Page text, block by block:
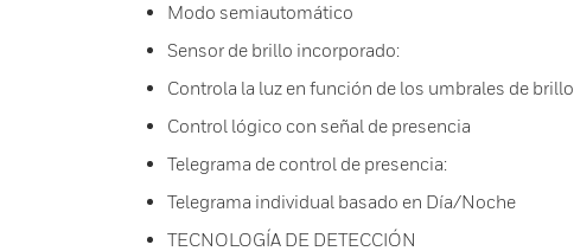
Modo semiautomático
Sensor de brillo incorporado:
Controla la luz en función de los umbrales de brillo
Control lógico con señal de presencia
Telegrama de control de presencia:
Telegrama individual basado en Día/Noche
TECNOLOGÍA DE DETECCIÓN